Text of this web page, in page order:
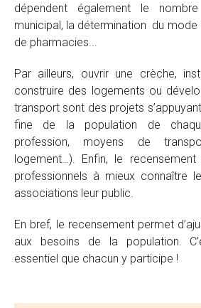
dépendent également le
municipal, la détermination du mode
de pharmacies...
Par ailleurs, ouvrir une crèche,
construire des logements ou
transport sont des projets
fine de la population de
profession, moyens de
logement…). Enfin, le
professionnels à mieux connaître
associations leur public.
En bref, le recensement permet
aux besoins de la population.
essentiel que chacun y participe !